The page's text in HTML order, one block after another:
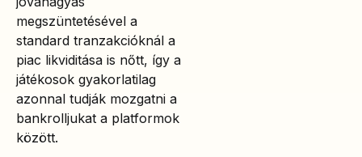
megszüntetésével a
standard tranzakcióknál a
piac likviditása is nőtt, így a
játékosok gyakorlatilag
azonnal tudják mozgatni a
bankrolljukat a platformok
között.